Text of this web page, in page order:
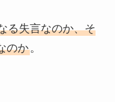
る失言なのか、そ
のか。